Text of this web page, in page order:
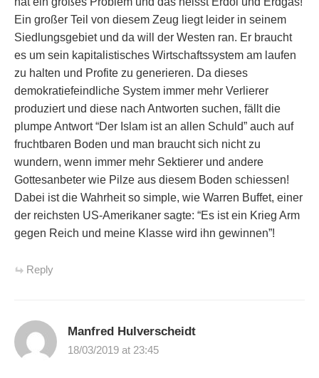
Ein großer Teil von diesem Zeug liegt leider in seinem
Siedlungsgebiet und da will der Westen ran. Er braucht
es um sein kapitalistisches Wirtschaftssystem am laufen
zu halten und Profite zu generieren. Da dieses
demokratiefeindliche System immer mehr Verlierer
produziert und diese nach Antworten suchen, fällt die
plumpe Antwort “Der Islam ist an allen Schuld” auch auf
fruchtbaren Boden und man braucht sich nicht zu
wundern, wenn immer mehr Sektierer und andere
Gottesanbeter wie Pilze aus diesem Boden schiessen!
Dabei ist die Wahrheit so simple, wie Warren Buffet, einer
der reichsten US-Amerikaner sagte: “Es ist ein Krieg Arm
gegen Reich und meine Klasse wird ihn gewinnen”!
Reply
Manfred Hulverscheidt
18/03/2019 at 23:45